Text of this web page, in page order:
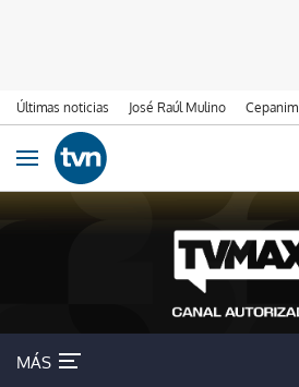
Últimas noticias José Raúl Mulino Cepanim
Ir al contenido
Obrir navegació
Alemania
MÁS